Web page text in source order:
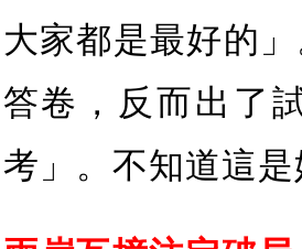
大家都是最好的
答卷，反而出了
考」。不知道這